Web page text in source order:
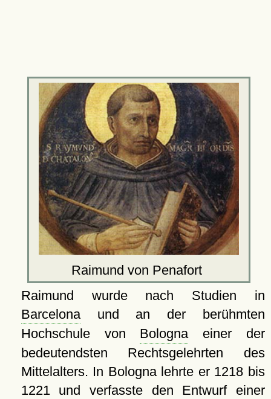
Raimund von Penafort
Raimund wurde nach Studien in
Barcelonaund an der berühmten
Hochschule von Bolognaeiner der
bedeutendsten Rechtsgelehrten des
Mittelalters. In Bologna lehrte er 1218 bis
1221 und verfasste den Entwurf einer